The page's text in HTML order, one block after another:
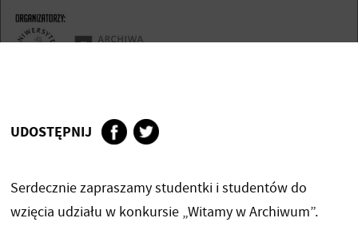
UDOSTĘPNIJ
Serdecznie zapraszamy studentki i studentów do
wzięcia udziału w konkursie „Witamy w Archiwum”.